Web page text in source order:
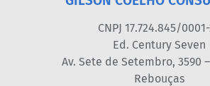
CNPJ 17.724.845/
Ed. Century Seven
Av. Sete de Setembro, 3590
Rebouças